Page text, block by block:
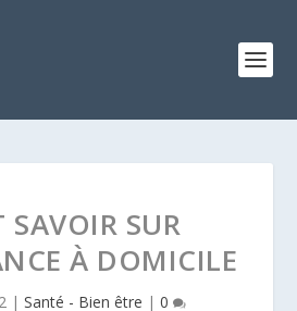
SAVOIR SUR
À DOMICILE
| Santé - Bien être | 0